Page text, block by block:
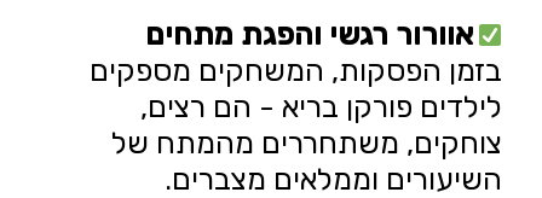
אוורור רגשי והפגת מתחים
בזמן הפסקות, המשחקים מספקים
לילדים פורקן בריא - הם רצים,
צוחקים, משתחררים מהמתח של
השיעורים וממלאים מצברים.